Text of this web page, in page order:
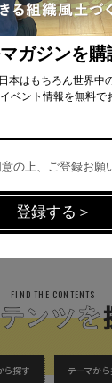
い。
する
世界30
専門分
で国際
ながる
FIND THE CONTENTS
ら探す テーマから
ガジンを購
本はもちろん世界中
ベント情報を無料で
の上、ご登録お願